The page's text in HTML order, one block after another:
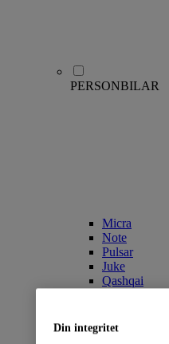
PERSONBILAR
Micra
Note
Pulsar
Juke
Qashqai
X-Trail
Din integritet